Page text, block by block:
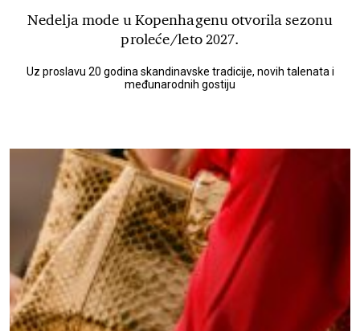
Nedelja mode u Kopenhagenu otvorila sezonu
proleće/leto 2027.
Uz proslavu 20 godina skandinavske tradicije, novih talenata i
međunarodnih gostiju